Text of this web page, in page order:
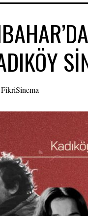
FikriSinema